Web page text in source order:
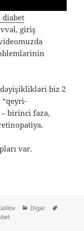
diabet
giriş
dəyişiklikləri biz 2
birinci faza,
var.
Kateqoriyalar
Digər
mərhələləri üçün